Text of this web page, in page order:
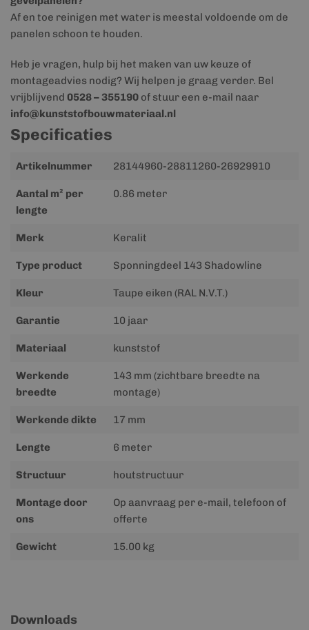
Af en toe reinigen met water is meestal voldoende om de
panelen schoon te houden.
Heb je vragen, hulp bij het maken van uw keuze of
montageadvies nodig? Wij helpen je graag verder. Bel
vrijblijvend 0528 – 355190 of stuur een e-mail naar
info@kunststofbouwmateriaal.nl
Specificaties
Meer
Artikelnummer 28144960-28811260-26929910
Aantal m² per
lengte
0.86 meter
Merk Keralit
Type product Sponningdeel 143 Shadowline
Kleur Taupe eiken (RAL N.V.T.)
Garantie 10 jaar
Materiaal kunststof
Werkende
breedte
143 mm (zichtbare breedte na
montage)
Werkende dikte 17 mm
Lengte 6 meter
Structuur houtstructuur
Montage door
ons
Op aanvraag per e-mail, telefoon of
offerte
Gewicht 15.00 kg
Downloads